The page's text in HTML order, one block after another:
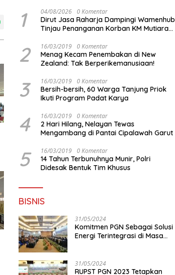
1 04/08/2026 0 Komentar
Dirut Jasa Raharja Dampingi Wamenhub
Tinjau Penanganan Korban KM Mutiara
2 16/03/2019 0 Komentar
Menag Kecam Penembakan di New
Zealand: Tak Berperikemanusiaan!
3 16/03/2019 0 Komentar
Bersih-bersih, 60 Warga Tanjung Priok
Ikuti Program Padat Karya
4 16/03/2019 0 Komentar
2 Hari Hilang, Nelayan Tewas
Mengambang di Pantai Cipalawah Garut
5 16/03/2019 0 Komentar
14 Tahun Terbunuhnya Munir, Polri
Didesak Bentuk Tim Khusus
BISNIS
31/05/2024
Komitmen PGN Sebagai Solusi
Energi Terintegrasi di Masa
31/05/2024
RUPST PGN 2023 Tetapkan